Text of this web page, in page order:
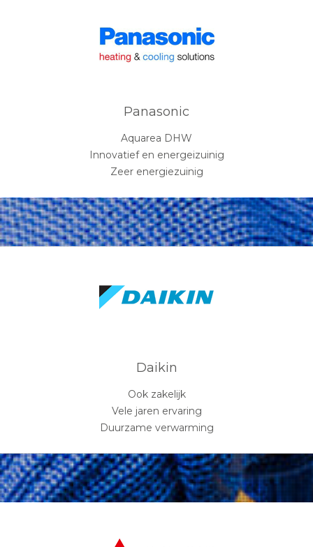
Panasonic
Aquarea DHW
Innovatief en energeizuinig
Zeer energiezuinig
Daikin
Ook zakelijk
Vele jaren ervaring
Duurzame verwarming